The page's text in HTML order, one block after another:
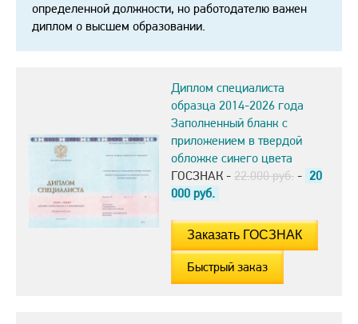
определенной должности, но работодателю важен
диплом о высшем образовании.
Диплом специалиста
образца 2014-2026 года
Заполненный бланк с
приложением в твердой
обложке синего цвета
ГОСЗНАК - 22.000 руб. - 20
000 руб.
Быстрый заказ